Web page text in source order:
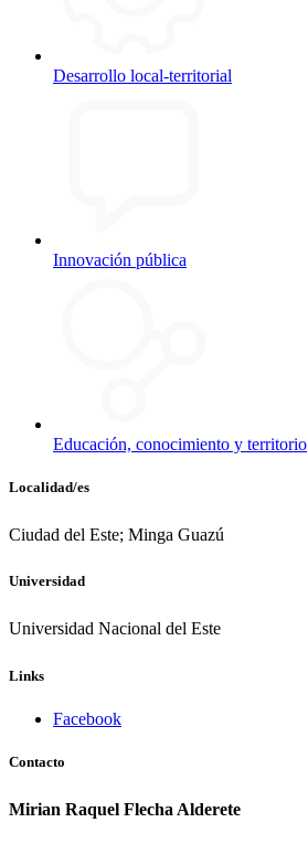
Desarrollo local-territorial
Innovación pública
Educación, conocimiento y territorio
Localidad/es
Ciudad del Este; Minga Guazú
Universidad
Universidad Nacional del Este
Links
Facebook
Contacto
Mirian Raquel Flecha Alderete